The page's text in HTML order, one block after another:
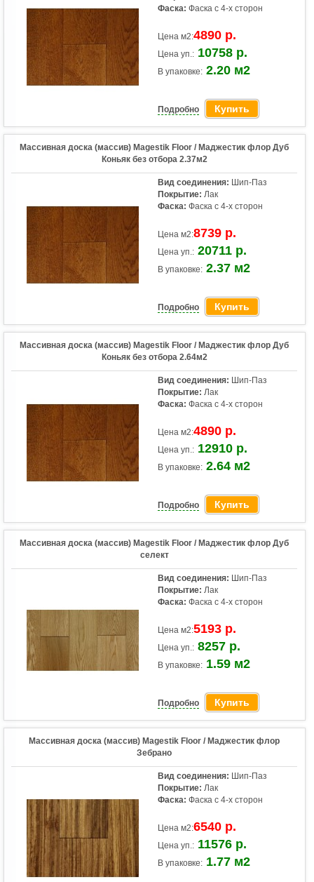
Фаска: Фаска с 4-х сторон
Цена м2:4890 р.
Цена уп.: 10758 р.
В упаковке: 2.20 м2
Подробно Купить
Массивная доска (массив) Magestik Floor / Маджестик флор Дуб
Коньяк без отбора 2.37м2
Вид соединения: Шип-Паз
Покрытие: Лак
Фаска: Фаска с 4-х сторон
Цена м2:8739 р.
Цена уп.: 20711 р.
В упаковке: 2.37 м2
Подробно Купить
Массивная доска (массив) Magestik Floor / Маджестик флор Дуб
Коньяк без отбора 2.64м2
Вид соединения: Шип-Паз
Покрытие: Лак
Фаска: Фаска с 4-х сторон
Цена м2:4890 р.
Цена уп.: 12910 р.
В упаковке: 2.64 м2
Подробно Купить
Массивная доска (массив) Magestik Floor / Маджестик флор Дуб
селект
Вид соединения: Шип-Паз
Покрытие: Лак
Фаска: Фаска с 4-х сторон
Цена м2:5193 р.
Цена уп.: 8257 р.
В упаковке: 1.59 м2
Подробно Купить
Массивная доска (массив) Magestik Floor / Маджестик флор
Зебрано
Вид соединения: Шип-Паз
Покрытие: Лак
Фаска: Фаска с 4-х сторон
Цена м2:6540 р.
Цена уп.: 11576 р.
В упаковке: 1.77 м2